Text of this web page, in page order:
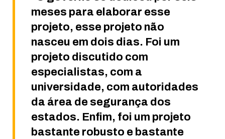
meses para elaborar esse
projeto, esse projeto não
nasceu em dois dias. Foi um
projeto discutido com
especialistas, com a
universidade, com autoridades
da área de segurança dos
estados. Enfim, foi um projeto
bastante robusto e bastante